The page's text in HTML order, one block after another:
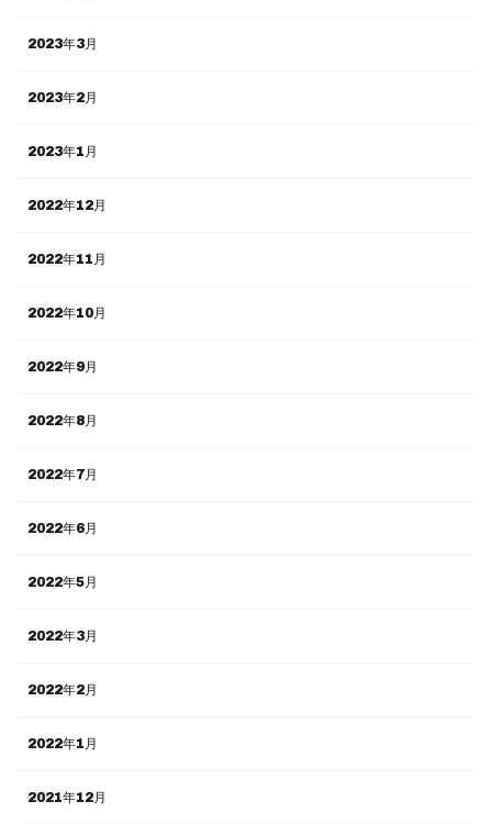
2023年3月
2023年2月
2023年1月
2022年12月
2022年11月
2022年10月
2022年9月
2022年8月
2022年7月
2022年6月
2022年5月
2022年3月
2022年2月
2022年1月
2021年12月